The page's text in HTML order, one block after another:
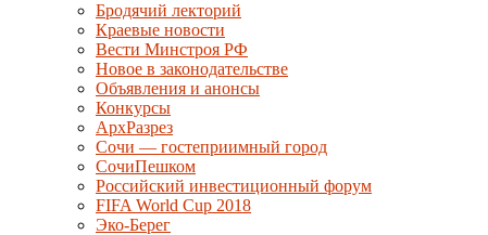
Бродячий лекторий
Краевые новости
Вести Минстроя РФ
Новое в законодательстве
Объявления и анонсы
Конкурсы
АрхРазрез
Сочи — гостеприимный город
СочиПешком
Российский инвестиционный форум
FIFA World Cup 2018
Эко-Берег